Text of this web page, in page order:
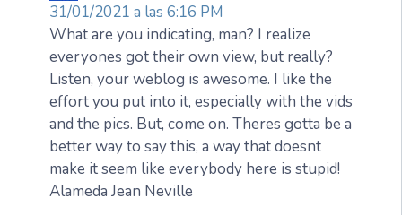
31/01/2021 a las 6:16 PM
What are you indicating, man? I realize
everyones got their own view, but really?
Listen, your weblog is awesome. I like the
effort you put into it, especially with the vids
and the pics. But, come on. Theres gotta be a
better way to say this, a way that doesnt
make it seem like everybody here is stupid!
Alameda Jean Neville